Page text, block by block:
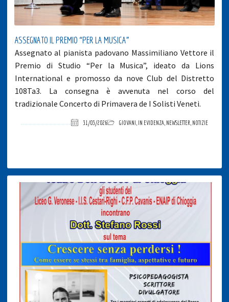
ASSEGNATO IL PREMIO “PER LA MUSICA”
Assegnato al pianista padovano Massimiliano Vettore il
Premio di Studio “Per la Musica”, ideato da Lions
International e promosso da nove Club del Distretto
108Ta3. La consegna è avvenuta nel corso del
tradizionale Concerto di Primavera de I Solisti Veneti.
31/03/2026 GIOVANI IN EVIDENZA NEWSLETTER NOTIZIE